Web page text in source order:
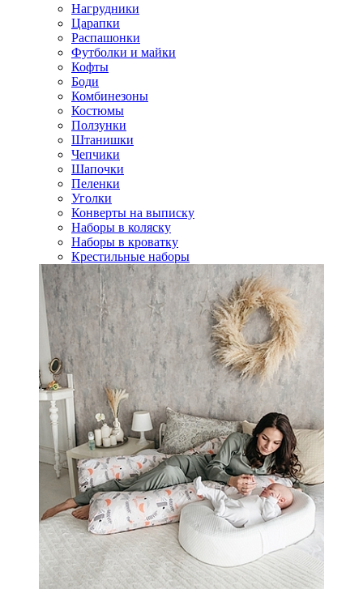
Нагрудники
Царапки
Распашонки
Футболки и майки
Кофты
Боди
Комбинезоны
Костюмы
Ползунки
Штанишки
Чепчики
Шапочки
Пеленки
Уголки
Конверты на выписку
Наборы в коляску
Наборы в кроватку
Крестильные наборы